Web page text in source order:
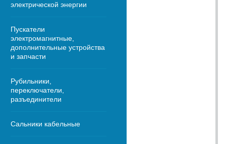
электрической энергии
Пускатели
электромагнитные,
дополнительные устройства
и запчасти
Рубильники,
переключатели,
разъединители
Сальники кабельные